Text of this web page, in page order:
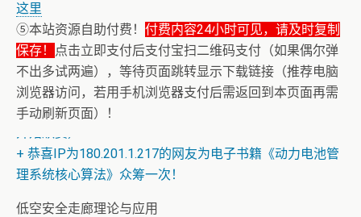
这里
⑤本站资源自助付费！ 付费内容24小时可见，请及时复制
保存！
点击立即支付后支付宝扫二维码支付（如果偶尔弹
不出多试两遍），等待页面跳转显示下载链接（推荐电脑
浏览器访问，若用手机浏览器支付后需返回到本页面再需
手动刷新页面）！
+ 随机跳舞小姐姐（单击视频或点击随机播放、换个视频
+ 恭喜IP为180.201.1.217的网友为电子书籍《动力电池管
理系统核心算法》众筹一次！
低空安全走廊理论与应用